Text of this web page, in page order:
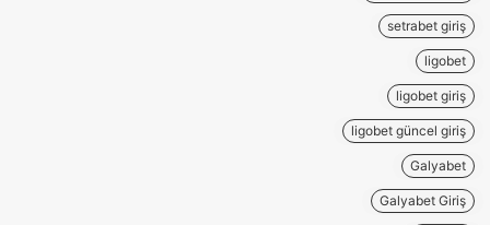
setrabet giriş
ligobet
ligobet giriş
ligobet güncel giriş
Galyabet
Galyabet Giriş